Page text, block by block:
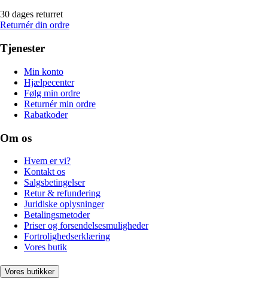
30 dages returret
Returnér din ordre
Tjenester
Min konto
Hjælpecenter
Følg min ordre
Returnér min ordre
Rabatkoder
Om os
Hvem er vi?
Kontakt os
Salgsbetingelser
Retur & refundering
Juridiske oplysninger
Betalingsmetoder
Priser og forsendelsesmuligheder
Fortrolighedserklæring
Vores butik
Vores butikker